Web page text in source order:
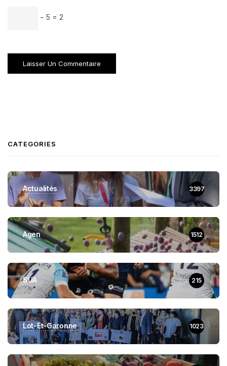
− 5 = 2
CATEGORIES
Actualités 3397
Agen 1512
SUA 215
Lot-Et-Garonne 1023